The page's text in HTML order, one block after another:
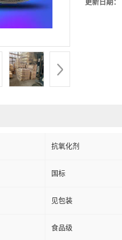
更新日期：
抗氧化剂
国标
见包装
食品级